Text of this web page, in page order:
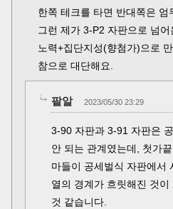
한쪽 테크를 타면 반대쪽은 엄
그런 제가 3-P2 자판으로 넘
노력+집단지성(향첨가)으로
참으로 대단해요.
팥알 2023/05/30 23:29
3-90 자판과 3-91 자판은
안 되는 관계였는데, 첫가
마들이 공세벌식 자판에서
열의 경계가 흐릿해진 것
것 같습니다.